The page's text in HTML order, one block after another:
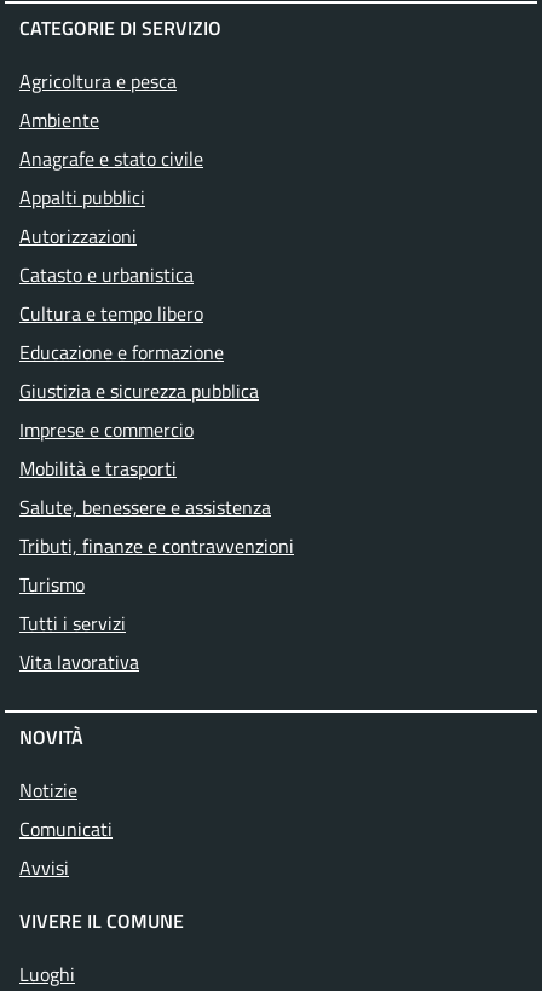
CATEGORIE DI SERVIZIO
Agricoltura e pesca
Ambiente
Anagrafe e stato civile
Appalti pubblici
Autorizzazioni
Catasto e urbanistica
Cultura e tempo libero
Educazione e formazione
Giustizia e sicurezza pubblica
Imprese e commercio
Mobilità e trasporti
Salute, benessere e assistenza
Tributi, finanze e contravvenzioni
Turismo
Tutti i servizi
Vita lavorativa
NOVITÀ
Notizie
Comunicati
Avvisi
VIVERE IL COMUNE
Luoghi